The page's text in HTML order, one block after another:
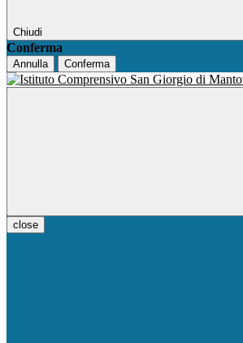
Chiudi
Conferma
Annulla Conferma
close